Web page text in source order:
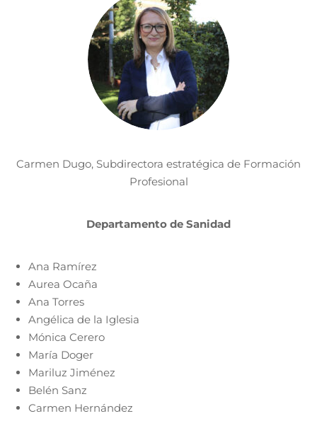
Carmen Dugo, Subdirectora estratégica de Formación
Profesional
Departamento de Sanidad
Ana Ramírez
Aurea Ocaña
Ana Torres
Angélica de la Iglesia
Mónica Cerero
María Doger
Mariluz Jiménez
Belén Sanz
Carmen Hernández